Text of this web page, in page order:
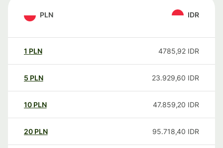
PLN IDR
1 PLN 4785,92 IDR
5 PLN 23.929,60 IDR
10 PLN 47.859,20 IDR
20 PLN 95.718,40 IDR